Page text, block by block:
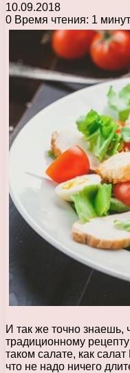
10.09.2018
0 Время чтения: 1
И так же точно знаешь,
традиционному
таком салате, как
что не надо ничего